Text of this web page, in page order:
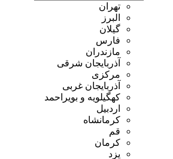
تهران
البرز
گیلان
فارس
مازندران
آذربایجان شرقی
مرکزی
آذربایجان غربی
کهگیلویه و بویراحمد
اردبیل
کرمانشاه
قم
کرمان
یزد